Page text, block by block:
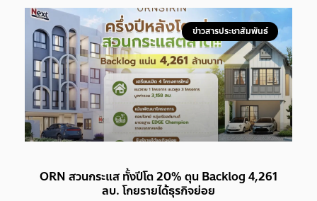
ข่าวสารประชาสัมพันธ์
ORN สวนกระแส ทั้งปีโต 20% ตุน Backlog 4,261
ลบ. โกยรายได้ธุรกิจย่อย